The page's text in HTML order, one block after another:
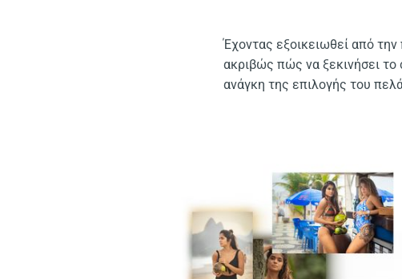
Έχοντας εξοικειωθεί από
ακριβώς πώς να ξεκινήσει
ανάγκη της επιλογής του